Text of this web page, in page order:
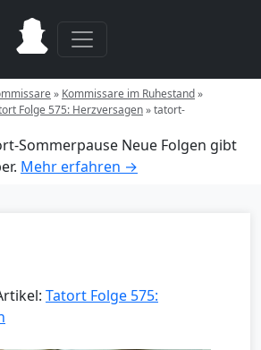
» Kommissare im Ruhestand»
Folge 575: Herzversagen»tatort-
Sommerpause Neue Folgen gibt
Mehr erfahren →
Tatort Folge 575: